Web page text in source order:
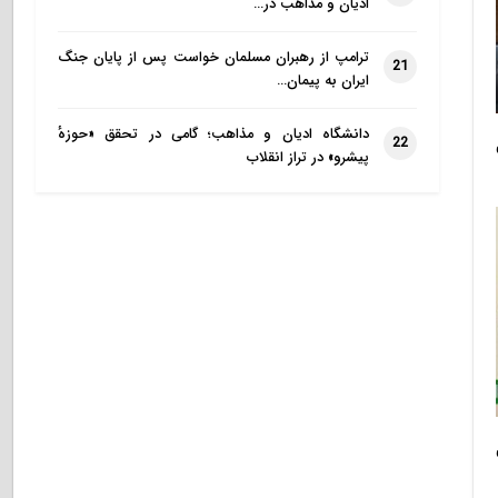
21
ترامپ از رهبران مسلمان خواست پس از پایان جنگ
ایران به پیمان…
22
دانشگاه ادیان و مذاهب؛ گامی در تحقق «حوزهٔ
پیشرو» در تراز انقلاب